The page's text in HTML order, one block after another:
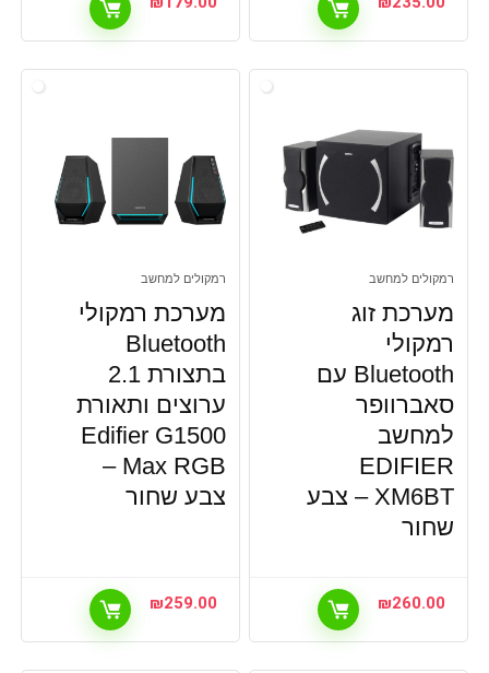
רמקולים למחשב
מערכת זוג
רמקולי
Bluetooth עם
סאברוופר
למחשב
EDIFIER
XM6BT – צבע
שחור
₪260.00
רמקולים למחשב
מערכת רמקולי
Bluetooth
בתצורת 2.1
ערוצים ותאורת
Edifier G1500
Max RGB –
צבע שחור
₪259.00